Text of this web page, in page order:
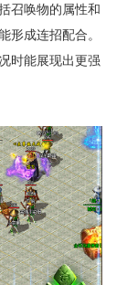
召唤物的属性和
形成连招配合。
时能展现出更强